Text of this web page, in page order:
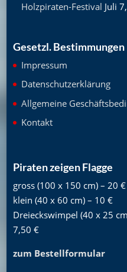
Holzpiraten-Festival Juli
Gesetzl. Bestimmungen
Impressum
Datenschutzerklärung
Allgemeine
Kontakt
Piraten zeigen Flagge
gross (100 x 150 cm) – 20 €
klein (40 x 60 cm) – 10 €
Dreieckswimpel (40 x 25
7,50 €
zum Bestellformular